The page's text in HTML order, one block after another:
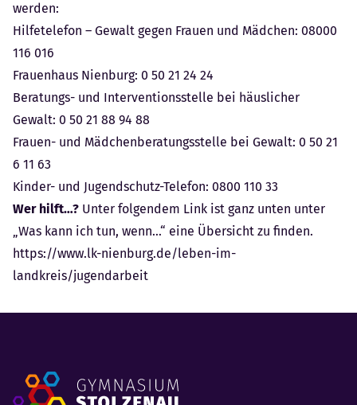
werden:
Hilfetelefon – Gewalt gegen Frauen und Mädchen: 08000
116 016
Frauenhaus Nienburg: 0 50 21 24 24
Beratungs- und Interventionsstelle bei häuslicher
Gewalt: 0 50 21 88 94 88
Frauen- und Mädchenberatungsstelle bei Gewalt: 0 50 21
6 11 63
Kinder- und Jugendschutz-Telefon: 0800 110 33
Wer hilft…? Unter folgendem Link ist ganz unten unter
„Was kann ich tun, wenn…“ eine Übersicht zu finden.
https://www.lk-nienburg.de/leben-im-
landkreis/jugendarbeit